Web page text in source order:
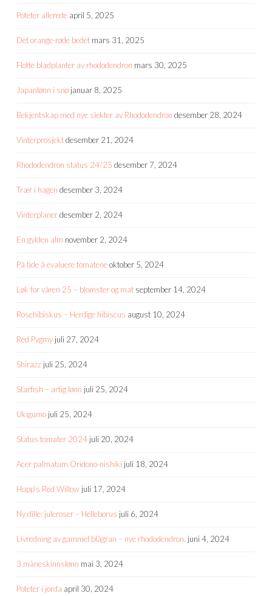
Poteter allerede april 5, 2025
Det orange-røde bedet mars 31, 2025
Flotte bladplanter av rhododendron mars 30, 2025
Japanlønn i snø januar 8, 2025
Bekjentskap med nye slekter av Rhododendron desember 28, 2024
Vinterprosjektdesember 21, 2024
Rhododendron status 24/25 desember 7, 2024
Trær i hagen desember 3, 2024
Vinterplanerdesember 2, 2024
En gylden alm november 2, 2024
På tide å evaluere tomateneoktober 5, 2024
Løk for våren 25 – blomster og mat september 14, 2024
Rosehibiskus – Herdige hibiscus august 10, 2024
Red Pygmy juli 27, 2024
Shirazz juli 25, 2024
Starfish – artig lønn juli 25, 2024
Ukigumo juli 25, 2024
Status tomater 2024 juli 20, 2024
Acer palmatum Oridono-nishiki juli 18, 2024
Hupp’s Red Willow juli 17, 2024
Ny dille: juleroser – Helleborus juli 6, 2024
Livredning av gammel blågran – nye rhododendron. juni 4, 2024
3 måneskinnslønn mai 3, 2024
Poteter i jorda april 30, 2024